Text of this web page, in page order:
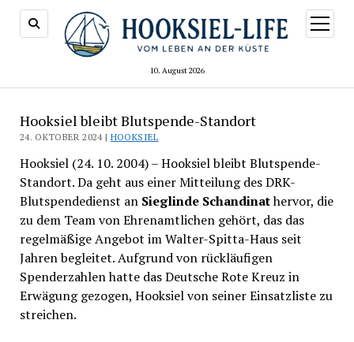
10. August 2026
Menü
öffnen
Hooksiel bleibt Blutspende-Standort
24. OKTOBER 2024 | HOOKSIEL
Hooksiel (24. 10. 2004) – Hooksiel bleibt Blutspende-
Standort. Da geht aus einer Mitteilung des DRK-
Blutspendedienst an Sieglinde Schandinathervor, die
zu dem Team von Ehrenamtlichen gehört, das das
regelmäßige Angebot im Walter-Spitta-Haus seit
Jahren begleitet. Aufgrund von rückläufigen
Spenderzahlen hatte das Deutsche Rote Kreuz in
Erwägung gezogen, Hooksiel von seiner Einsatzliste zu
streichen.